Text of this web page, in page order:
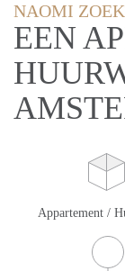
NAOMI
EEN
Appartement /